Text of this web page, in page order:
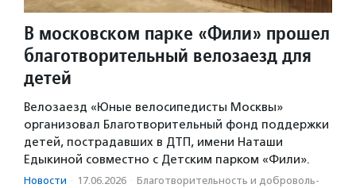
В московском парке «Фили» прошел
благотворительный велозаезд для
детей
Велозаезд «Юные велосипедисты Москвы»
организовал Благотворительный фонд поддержки
детей, пострадавших в ДТП, имени Наташи
Едыкиной совместно с Детским парком «Фили».
Новости · 17.06.2026 · Благотвори­тель­ность и доброволь­